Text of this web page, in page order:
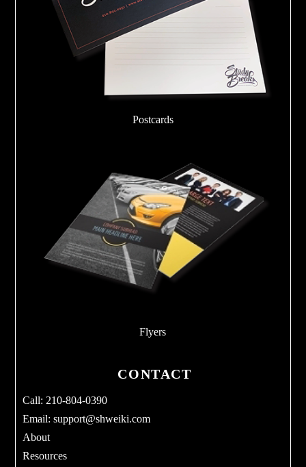
Postcards
Flyers
CONTACT
Call: 210-804-0390
Email:support@shweiki.com
About
Resources